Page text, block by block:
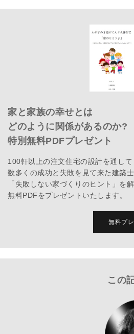
家と家族の幸せとは
どのように関係があるのか?
特別無料PDFプレゼント
100軒以上の注文住宅の設計を通して
数多くの成功と失敗を見て来た建築士
「失敗しない家づくりのヒント」を
無料PDFをプレゼントいたします。
無料プ
この